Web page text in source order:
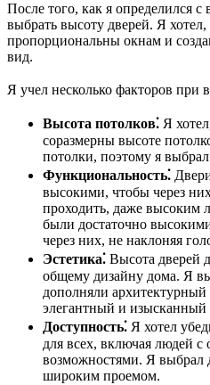
После того, как я определился
выбрать высоту дверей. Я
пропорциональны окнам и
вид.
Я учел несколько факторов при
Высота потолков⁚ Я
соразмерны высоте
потолки, поэтому я
Функциональность⁚
высокими, чтобы через
проходить, даже высоким
были достаточно
через них, не наклоняя
Эстетика⁚ Высота дверей
общему дизайну дома. Я
дополняли архитектурный
элегантный и изысканный
Доступность⁚ Я хотел
для всех, включая людей
возможностями. Я выбрал
широким проемом.